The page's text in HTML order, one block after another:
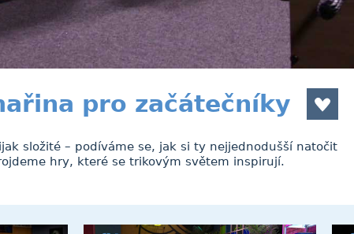
pro začátečníky
složité – podíváme se, jak si ty nejjednodušší natočit
hry, které se trikovým světem inspirují.